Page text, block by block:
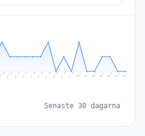
22 Jul 23 Jul 24 Jul 25 Jul 26 Jul 27 Jul 28 Jul 29 Jul 30 Jul 31 Aug 1 Aug 2 Aug 3 Aug 4 Aug 5 Aug 6 Aug 7
Senaste 30 dagarna